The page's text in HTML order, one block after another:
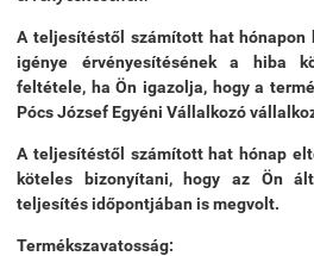
A teljesítéstől számított hat hónapon
igénye érvényesítésének a hiba
feltétele, ha Ön igazolja, hogy a
Pócs József Egyéni Vállalkozó
A teljesítéstől számított hat hónap
köteles bizonyítani, hogy az Ön
teljesítés időpontjában is megvolt.
Termékszavatosság: